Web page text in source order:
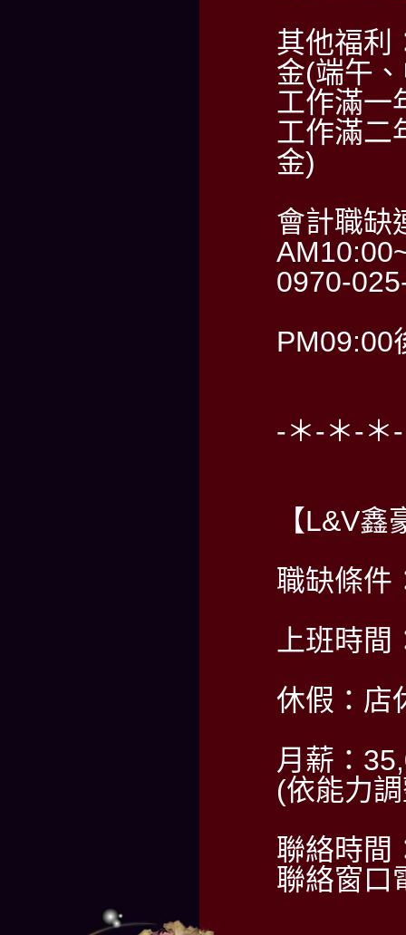
其他福利
金(端午
工作滿一
工作滿二
金)
會計職缺
0970-
PM09:00
-＊-＊-＊
【L&V
職缺條件
上班時
休假：店
月薪：
(依能力
聯絡時間
聯絡窗口